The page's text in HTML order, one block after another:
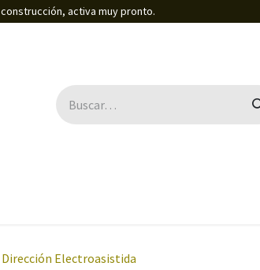
construcción, activa muy pronto.
Dirección Electroasistida